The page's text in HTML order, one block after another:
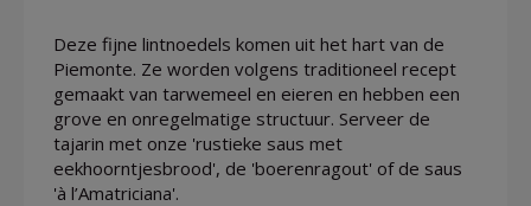
Deze fijne lintnoedels komen uit het hart van de
Piemonte. Ze worden volgens traditioneel recept
gemaakt van tarwemeel en eieren en hebben een
grove en onregelmatige structuur. Serveer de
tajarin met onze 'rustieke saus met
eekhoorntjesbrood', de 'boerenragout' of de saus
'à l’Amatriciana'.